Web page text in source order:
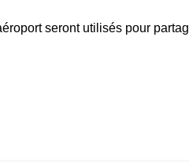
seront utilisés pour